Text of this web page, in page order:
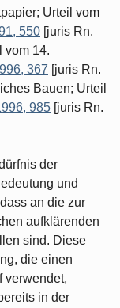
Urteil vom
550 [juris Rn.
vom 14.
367 [juris Rn.
Bauen; Urteil
985 [juris Rn.
der
und
an die zur
aufklärenden
sind. Diese
die einen
verwendet,
in der